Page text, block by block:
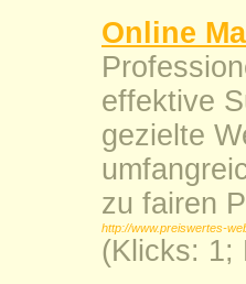
Online
effektive
gezielte
zu fairen
http://www.preiswertes-
(Klicks: 1;